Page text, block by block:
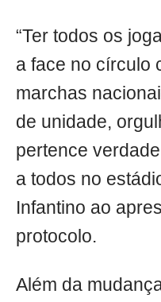
“Ter todos os
a face no círculo
marchas
de unidade,
pertence
a todos no
Infantino ao
protocolo.
Além da